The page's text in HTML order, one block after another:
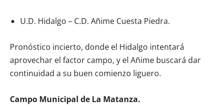
U.D. Hidalgo – C.D. Añime Cuesta Piedra.
Pronóstico incierto, donde el Hidalgo intentará
aprovechar el factor campo, y el Añime buscará dar
continuidad a su buen comienzo liguero.
Campo Municipal de La Matanza.